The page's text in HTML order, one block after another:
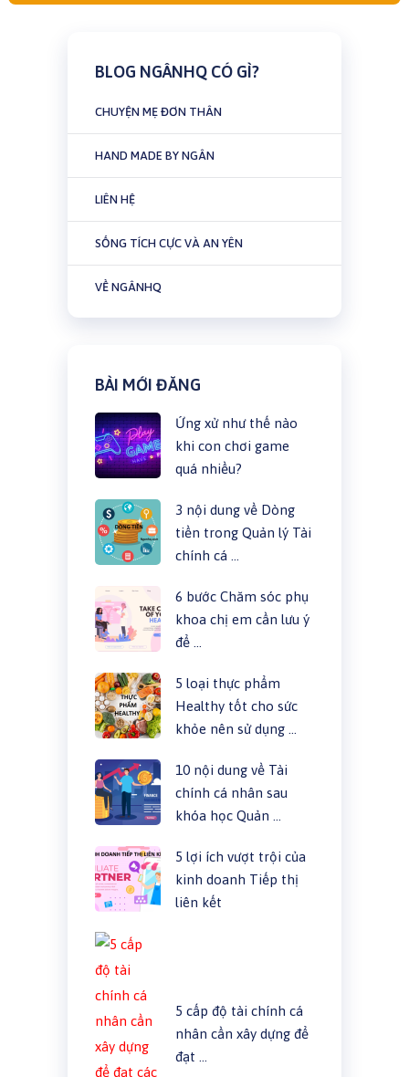
BLOG NGÂNHQ CÓ GÌ?
CHUYỆN MẸ ĐƠN THÂN
HAND MADE BY NGÂN
LIÊN HỆ
SỐNG TÍCH CỰC VÀ AN YÊN
VỀ NGÂNHQ
BÀI MỚI ĐĂNG
Ứng xử như thế nào
khi con chơi game
quá nhiều?
3 nội dung về Dòng
tiền trong Quản lý Tài
chính cá …
6 bước Chăm sóc phụ
khoa chị em cần lưu ý
để …
5 loại thực phẩm
Healthy tốt cho sức
khỏe nên sử dụng …
10 nội dung về Tài
chính cá nhân sau
khóa học Quản …
5 lợi ích vượt trội của
kinh doanh Tiếp thị
liên kết
5 cấp độ tài chính cá
nhân cần xây dựng để
đạt …